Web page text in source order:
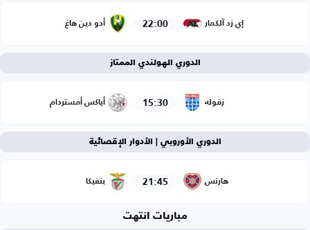
إي زد آلكمار 22:00 أدو دين هاغ
الدوري الهولندي الممتاز
زفوله 15:30 أياكس أمستردام
الدوري الأوروبي | الأدوار الإقصائية
هارتس 21:45 بنفيكا
مباريات انتهت